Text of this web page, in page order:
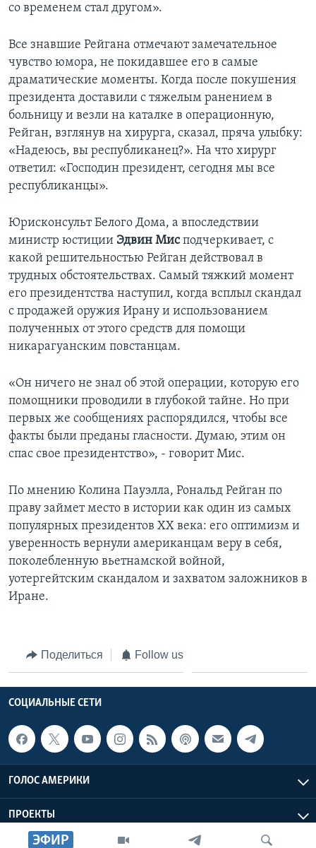
ЭФИР
со временем стал другом».
Все знавшие Рейгана отмечают замечательное
чувство юмора, не покидавшее его в самые
драматические моменты. Когда после покушения
президента доставили с тяжелым ранением в
больницу и везли на каталке в операционную,
Рейган, взглянув на хирурга, сказал, пряча улыбку:
«Надеюсь, вы республиканец?». На что хирург
ответил: «Господин президент, сегодня мы все
республиканцы».
Юрисконсульт Белого Дома, а впоследствии
министр юстиции Эдвин Мисподчеркивает, с
какой решительностью Рейган действовал в
трудных обстоятельствах. Самый тяжкий момент
его президентства наступил, когда всплыл скандал
с продажей оружия Ирану и использованием
полученных от этого средств для помощи
никарагуанским повстанцам.
«Он ничего не знал об этой операции, которую его
помощники проводили в глубокой тайне. Но при
первых же сообщениях распорядился, чтобы все
факты были преданы гласности. Думаю, этим он
спас свое президентство», - говорит Мис.
По мнению Колина Пауэлла, Рональд Рейган по
праву займет место в истории как один из самых
популярных президентов ХХ века: его оптимизм и
уверенность вернули американцам веру в себя,
поколебленную вьетнамской войной,
уотергейтским скандалом и захватом заложников в
Иране.
Поделиться Follow us
СОЦИАЛЬНЫЕ СЕТИ
ГОЛОС АМЕРИКИ
ПРОЕКТЫ